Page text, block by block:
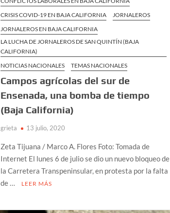
CRISIS COVID-19 EN BAJA CALIFORNIA
JORNALEROS
JORNALEROS EN BAJA CALIFORNIA
LA LUCHA DE JORNALEROS DE SAN QUINTÍN (BAJA
CALIFORNIA)
NOTICIAS NACIONALES
TEMAS NACIONALES
Campos agrícolas del sur de
Ensenada, una bomba de tiempo
(Baja California)
grieta 13 julio, 2020
Zeta Tijuana / Marco A. Flores Foto: Tomada de
Internet El lunes 6 de julio se dio un nuevo bloqueo de
la Carretera Transpeninsular, en protesta por la falta
de …
LEER MÁS